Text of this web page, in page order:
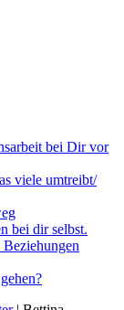
bei Dir vor
viele umtreibt/
bei dir selbst.